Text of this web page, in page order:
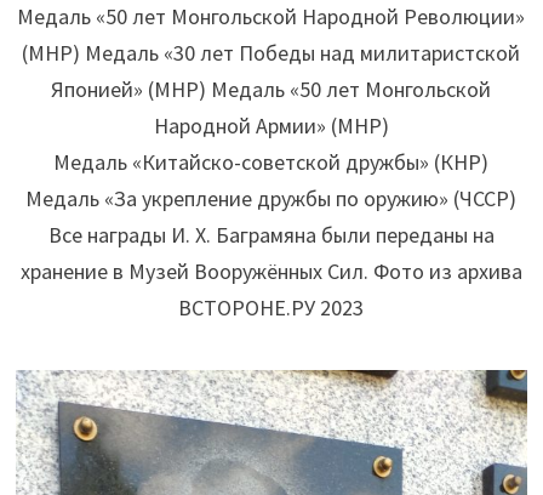
Медаль «50 лет Монгольской Народной Революции»
(МНР) Медаль «30 лет Победы над милитаристской
Японией» (МНР) Медаль «50 лет Монгольской
Народной Армии» (МНР)
Медаль «Китайско-советской дружбы» (КНР)
Медаль «За укрепление дружбы по оружию» (ЧССР)
Все награды И. Х. Баграмяна были переданы на
хранение в Музей Вооружённых Сил. Фото из архива
ВСТОРОНЕ.РУ 2023